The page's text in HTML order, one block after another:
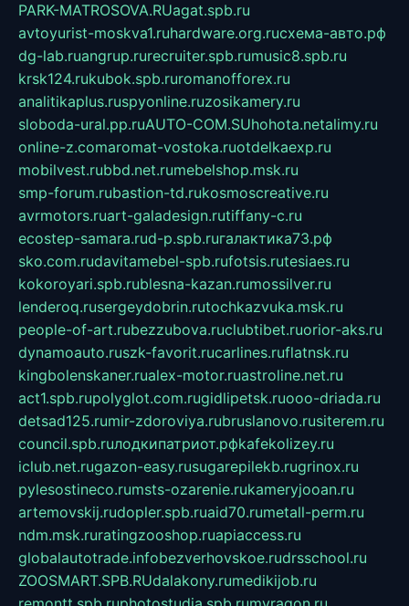
PARK-MATROSOVA.RUagat.spb.ru
avtoyurist-moskva1.ruhardware.org.ruсхема-авто.рф
dg-lab.ruangrup.rurecruiter.spb.rumusic8.spb.ru
krsk124.rukubok.spb.ruromanofforex.ru
analitikaplus.ruspyonline.ruzosikamery.ru
sloboda-ural.pp.ruAUTO-COM.SUhohota.netalimy.ru
online-z.comaromat-vostoka.ruotdelkaexp.ru
mobilvest.rubbd.net.rumebelshop.msk.ru
smp-forum.rubastion-td.rukosmoscreative.ru
avrmotors.ruart-galadesign.rutiffany-c.ru
ecostep-samara.rud-p.spb.ruгалактика73.рф
sko.com.rudavitamebel-spb.rufotsis.rutesiaes.ru
kokoroyari.spb.rublesna-kazan.rumossilver.ru
lenderoq.rusergeydobrin.rutochkazvuka.msk.ru
people-of-art.rubezzubova.ruclubtibet.ruorior-aks.ru
dynamoauto.ruszk-favorit.rucarlines.ruflatnsk.ru
kingbolenskaner.rualex-motor.ruastroline.net.ru
act1.spb.rupolyglot.com.rugidlipetsk.ruooo-driada.ru
detsad125.rumir-zdoroviya.rubruslanovo.rusiterem.ru
council.spb.ruлодкипатриот.рфkafekolizey.ru
iclub.net.rugazon-easy.rusugarepilekb.rugrinox.ru
pylesostineco.rumsts-ozarenie.rukameryjooan.ru
artemovskij.rudopler.spb.ruaid70.rumetall-perm.ru
ndm.msk.ruratingzooshop.ruapiaccess.ru
globalautotrade.infobezverhovskoe.rudrsschool.ru
ZOOSMART.SPB.RUdalakony.rumedikijob.ru